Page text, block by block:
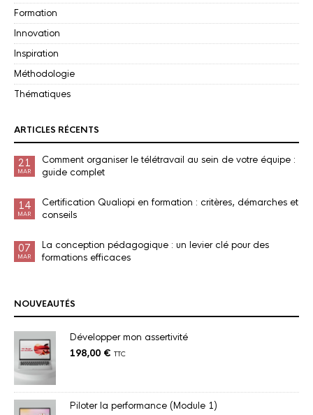
Formation
Innovation
Inspiration
Méthodologie
Thématiques
ARTICLES RÉCENTS
21
MAR
Comment organiser le télétravail au sein de votre équipe :
guide complet
14
MAR
Certification Qualiopi en formation : critères, démarches et
conseils
07
MAR
La conception pédagogique : un levier clé pour des
formations efficaces
NOUVEAUTÉS
Développer mon assertivité
198,00 € TTC
Piloter la performance (Module 1)